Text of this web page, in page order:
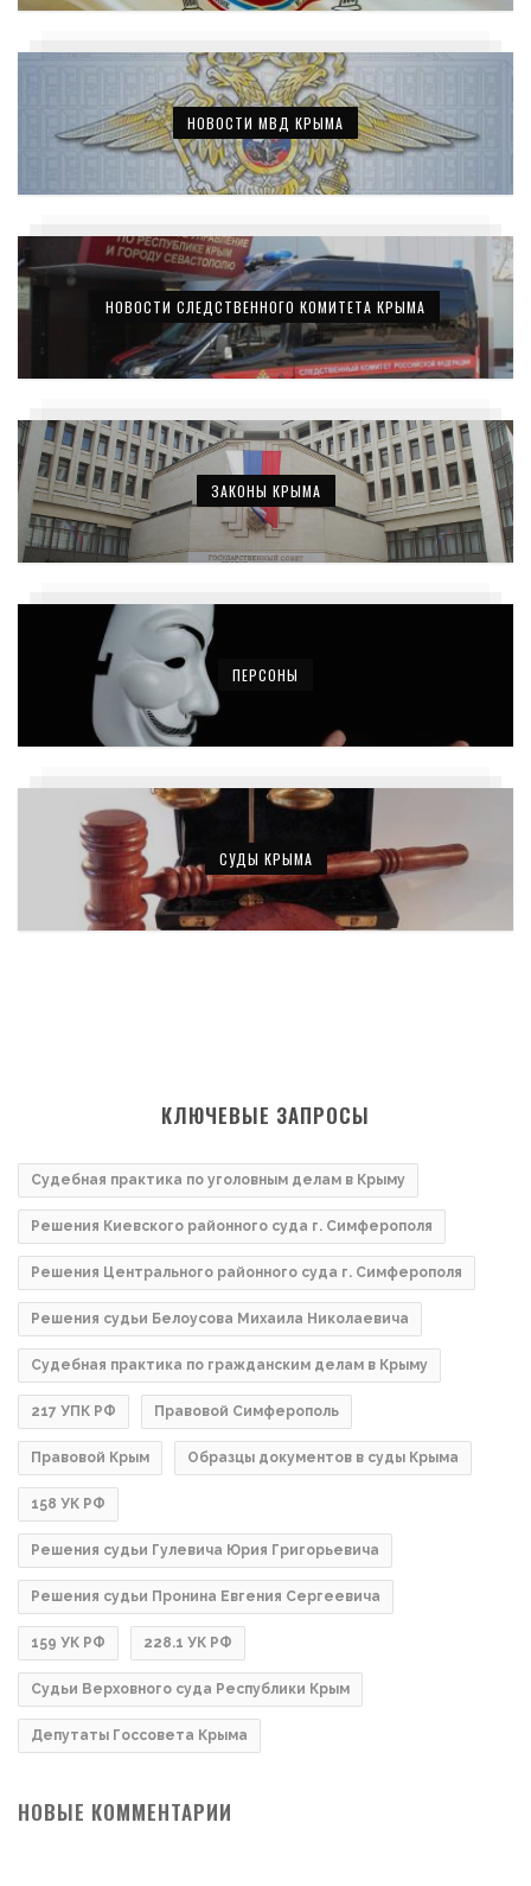
НОВОСТИ МВД КРЫМА
НОВОСТИ СЛЕДСТВЕННОГО КОМИТЕТА КРЫМА
ЗАКОНЫ КРЫМА
ПЕРСОНЫ
СУДЫ КРЫМА
КЛЮЧЕВЫЕ ЗАПРОСЫ
Судебная практика по уголовным делам в Крыму
Решения Киевского районного суда г. Симферополя
Решения Центрального районного суда г. Симферополя
Решения судьи Белоусова Михаила Николаевича
Судебная практика по гражданским делам в Крыму
217 УПК РФ Правовой Симферополь
Правовой Крым Образцы документов в суды Крыма
158 УК РФ
Решения судьи Гулевича Юрия Григорьевича
Решения судьи Пронина Евгения Сергеевича
159 УК РФ 228.1 УК РФ
Судьи Верховного суда Республики Крым
Депутаты Госсовета Крыма
НОВЫЕ КОММЕНТАРИИ